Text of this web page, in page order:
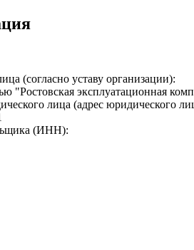
(согласно уставу организации):
"Ростовская эксплуатационная
лица (адрес юридического
(ИНН):